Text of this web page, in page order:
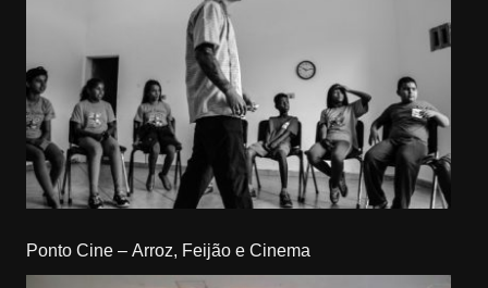
Ponto Cine – Arroz, Feijão e Cinema